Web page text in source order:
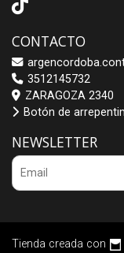
CONTACTO
3512145732
ZARAGOZA 2340
Botón de
NEWSLETTER
Tienda creada con